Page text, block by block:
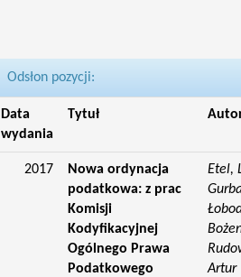
Odsłon pozycji:
Data
wydania
Tytuł
2017
Nowa ordynacja
podatkowa: z prac
Komisji
Kodyfikacyjnej
Ogólnego Prawa
Podatkowego
Etel,
Artur